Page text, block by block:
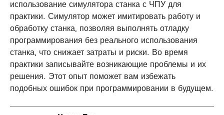
использование симулятора станка с ЧПУ для
практики. Симулятор может имитировать работу и
обработку станка, позволяя выполнять отладку
программирования без реального использования
станка, что снижает затраты и риски. Во время
практики записывайте возникающие проблемы и их
решения. Этот опыт поможет вам избежать
подобных ошибок при программировании в будущем.